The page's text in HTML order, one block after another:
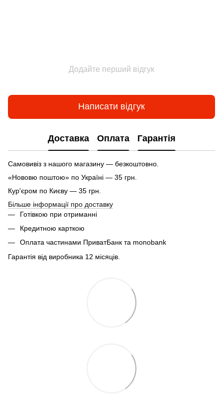
Додайте перший відгук
Написати відгук
Доставка Оплата Гарантія
Самовивіз з нашого магазину — безкоштовно.
«Нововю поштою» по Україні — 35 грн.
Кур'єром по Києву — 35 грн.
Більше інформації про доставку
Готівкою при отриманні
Кредитною карткою
Оплата частинами ПриватБанк та monobank
Гарантія від виробника 12 місяців.